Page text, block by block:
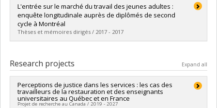
Graduate :Moriceau, Melissa
Cycle :Master's
Grade :M.A.
Lien vers le document dans Papyrus
L'entrée sur le marché du travail des jeunes adultes :
enquête longitudinale auprès de diplômés de second
cycle à Montréal
Thèses et mémoires dirigés / 2017 - 2017
Cycle :Master's
Grade :M. Sc.
Lien vers le document dans Papyrus
Research projects Expand all
Perceptions de justice dans les services : les cas des
travailleurs de la restauration et des enseignants
universitaires au Québec et en France
Projet de recherche au Canada / 2019 - 2027